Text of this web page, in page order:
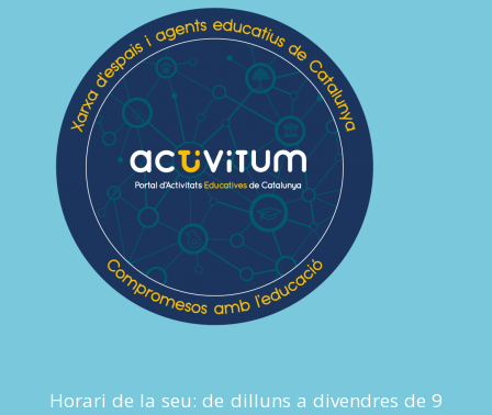
Horari de la seu: de dilluns a divendres de 9